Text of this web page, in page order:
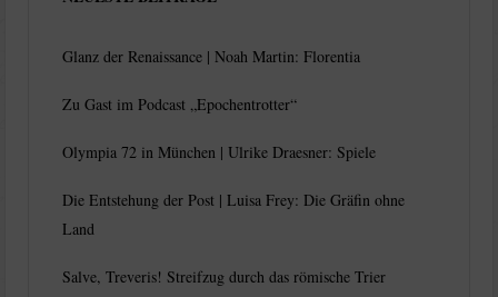
Glanz der Renaissance | Noah Martin: Florentia
Zu Gast im Podcast „Epochentrotter“
Olympia 72 in München | Ulrike Draesner: Spiele
Die Entstehung der Post | Luisa Frey: Die Gräfin ohne
Land
Salve, Treveris! Streifzug durch das römische Trier